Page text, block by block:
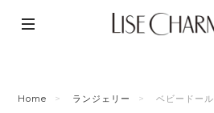
Home ランジェリー ベビードール